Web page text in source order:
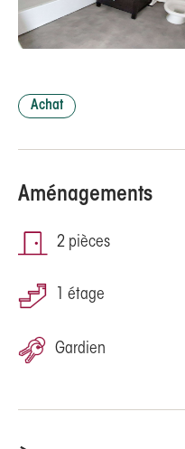
Achat
Aménagements
2 pièces
1 étage
Gardien